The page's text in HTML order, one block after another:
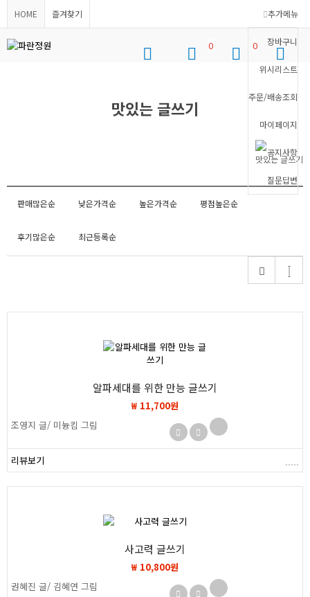
HOME 즐겨찾기 추가메뉴
장바구니
위시리스트
주문/배송조회
마이페이지
공지사항
질문답변
0 0
메뉴
맛있는 글쓰기
맛있는 글쓰기
판매많은순 낮은가격순 높은가격순 평점높은순
후기많은순 최근등록순
알파세대를 위한 만능 글쓰기
₩ 11,700원
조영지 글/ 미늉킴 그림
리뷰보기
사고력 글쓰기
₩ 10,800원
권혜진 글/ 김혜연 그림